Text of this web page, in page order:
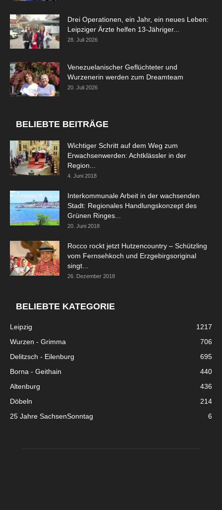
Drei Operationen, ein Jahr, ein neues Leben:
Leipziger Ärzte helfen 13-Jähriger...
28. Juli 2026
Venezuelanischer Geflüchteter und
Wurzenerin werden zum Dreamteam
20. Juli 2026
BELIEBTE BEITRÄGE
Wichtiger Schritt auf dem Weg zum
Erwachsenwerden: Achtklässler in der
Region...
4. Juni 2018
Interkommunale Arbeit in der wachsenden
Stadt: Regionales Handlungskonzept des
Grünen Ringes...
20. Juni 2018
Rocco rockt jetzt Hutzencountry – Schützling
vom Fernsehkoch und Erzgebirgsoriginal
singt...
26. Dezember 2018
BELIEBTE KATEGORIE
Leipzig
1217
Wurzen - Grimma
706
Delitzsch - Eilenburg
695
Borna - Geithain
440
Altenburg
436
Döbeln
214
25 Jahre SachsenSonntag
6